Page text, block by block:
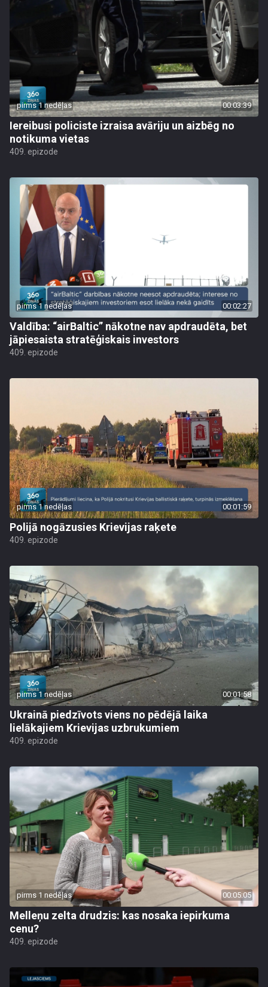
pirms 1 nedēļas 00:03:39
Iereibusi policiste izraisa avāriju un aizbēg no
notikuma vietas
409. epizode
pirms 1 nedēļas 00:02:27
Valdība: “airBaltic” nākotne nav apdraudēta, bet
jāpiesaista stratēģiskais investors
409. epizode
pirms 1 nedēļas 00:01:59
Polijā nogāzusies Krievijas raķete
409. epizode
pirms 1 nedēļas 00:01:58
Ukrainā piedzīvots viens no pēdējā laika
lielākajiem Krievijas uzbrukumiem
409. epizode
pirms 1 nedēļas 00:05:05
Melleņu zelta drudzis: kas nosaka iepirkuma
cenu?
409. epizode